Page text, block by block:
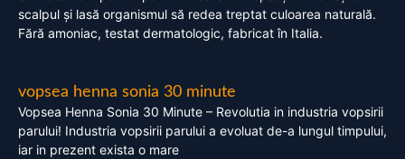
scalpul și lasă organismul să redea treptat culoarea naturală.
Fără amoniac, testat dermatologic, fabricat în Italia.
vopsea henna sonia 30 minute
Vopsea Henna Sonia 30 Minute – Revolutia in industria vopsirii
parului! Industria vopsirii parului a evoluat de-a lungul timpului,
iar in prezent exista o mare